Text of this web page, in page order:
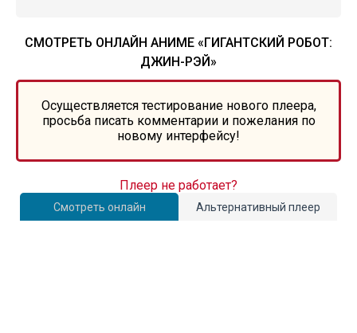
СМОТРЕТЬ ОНЛАЙН АНИМЕ «ГИГАНТСКИЙ РОБОТ:
ДЖИН-РЭЙ»
Осуществляется тестирование нового плеера,
просьба писать комментарии и пожелания по
новому интерфейсу!
Смотреть онлайн Альтернативный плеер
Плеер не работает?